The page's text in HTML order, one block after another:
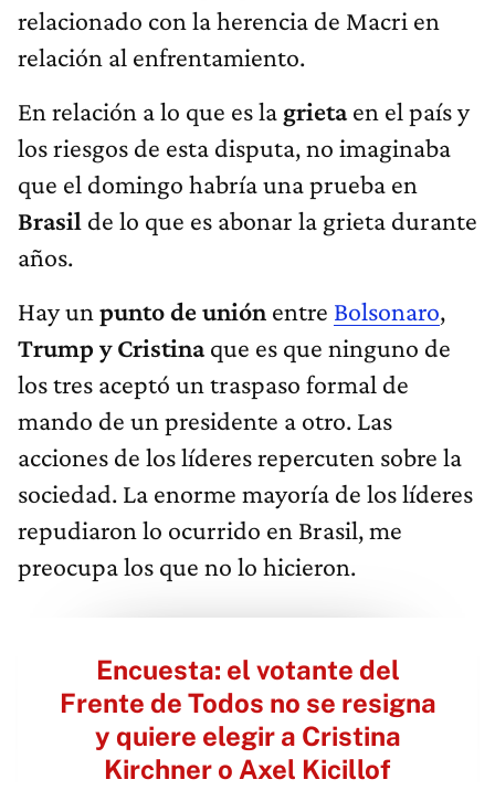
relacionado con la herencia de Macri en
relación al enfrentamiento.
En relación a lo que es la grietaen el país y
los riesgos de esta disputa, no imaginaba
que el domingo habría una prueba en
Brasil de lo que es abonar la grieta durante
años.
Hay un punto de unión entre Bolsonaro,
Trump y Cristinaque es que ninguno de
los tres aceptó un traspaso formal de
mando de un presidente a otro. Las
acciones de los líderes repercuten sobre la
sociedad. La enorme mayoría de los líderes
repudiaron lo ocurrido en Brasil, me
preocupa los que no lo hicieron.
Encuesta: el votante del
Frente de Todos no se resigna
y quiere elegir a Cristina
Kirchner o Axel Kicillof